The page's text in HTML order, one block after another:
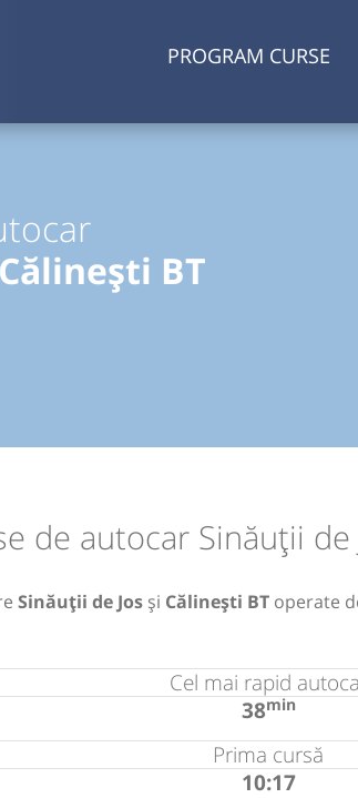
PROGRAM CURSE
BT
de autocar Sinăuții de
Sinăuții de Jos și Călinești BT operate
Cel mai rapid
38min
Prima cursă
10:17